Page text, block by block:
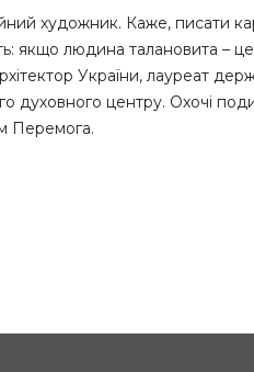
художник. Каже, писати
якщо людина талановита – це
України, лауреат
духовного центру. Охочі
Перемога.